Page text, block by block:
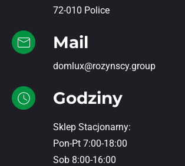
72-010 Police
Mail
domlux@rozynscy.group
Godziny
Sklep Stacjonarny:
Pon-Pt 7:00-18:00
Sob 8:00-16:00